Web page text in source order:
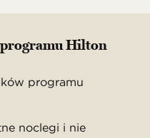
Hilton
programu
noclegi i nie